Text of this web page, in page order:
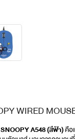
WIRED
A548 (สีฟ้า) คือ